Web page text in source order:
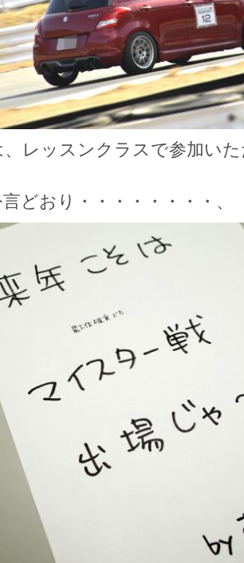
、レッスンクラスで参加い
どおり・・・・・・・・、